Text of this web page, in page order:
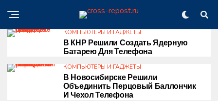
КОМПЬЮТЕРЫ И ГАДЖЕТЫ
В КНР Решили Создать Ядерную
Батарею Для Телефона
КОМПЬЮТЕРЫ И ГАДЖЕТЫ
В Новосибирске Решили
Объединить Перцовый Баллончик
И Чехол Телефона